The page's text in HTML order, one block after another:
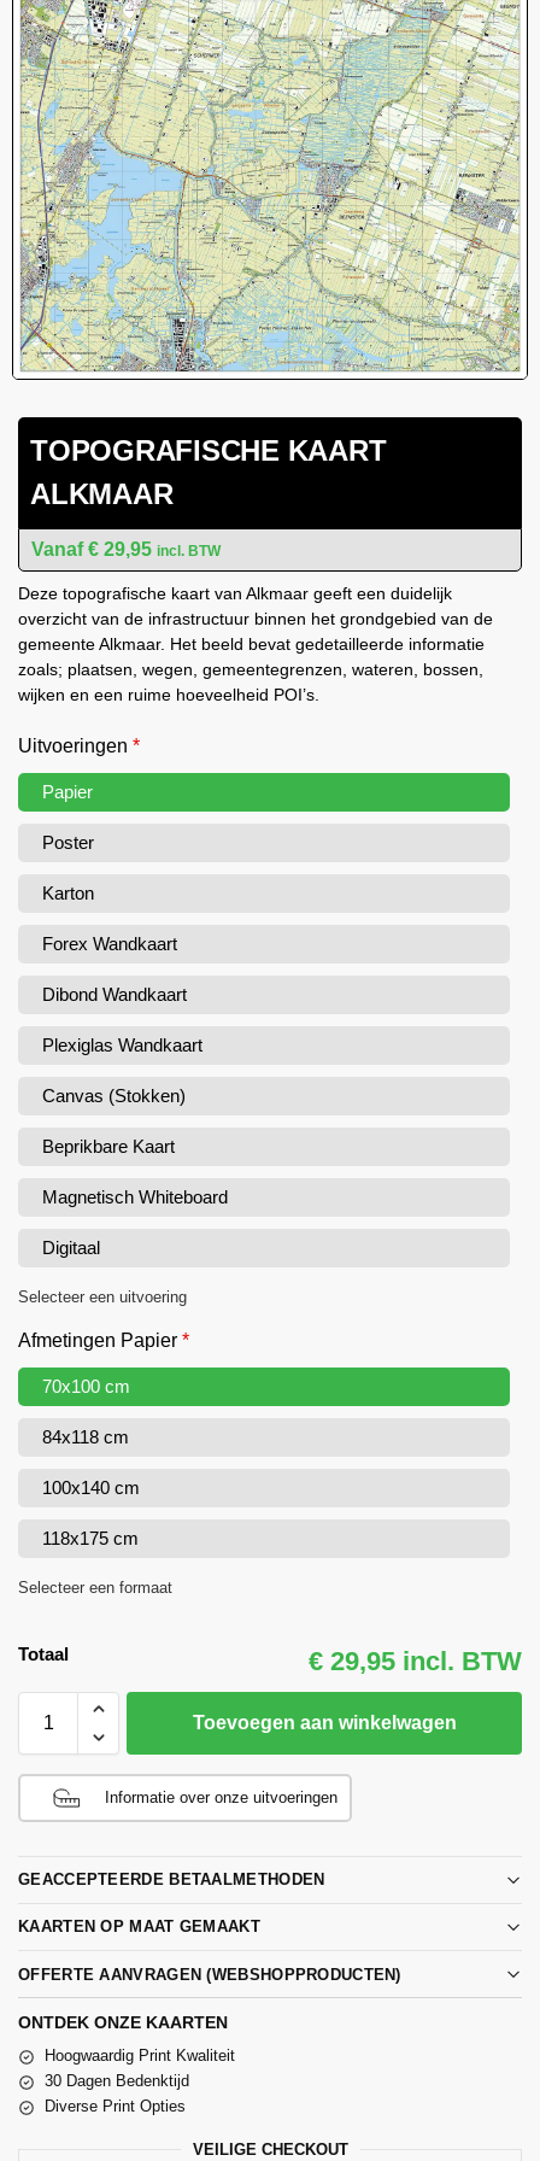
TOPOGRAFISCHE KAART
ALKMAAR
€ 29,95 incl. BTW
Deze topografische kaart van Alkmaar geeft een duidelijk
overzicht van de infrastructuur binnen het grondgebied van de
gemeente Alkmaar. Het beeld bevat gedetailleerde informatie
zoals; plaatsen, wegen, gemeentegrenzen, wateren, bossen,
wijken en een ruime hoeveelheid POI’s.
Uitvoeringen *
Papier
Poster
Karton
Forex Wandkaart
Dibond Wandkaart
Plexiglas Wandkaart
Canvas (Stokken)
Beprikbare Kaart
Magnetisch Whiteboard
Digitaal
Selecteer een uitvoering
Afmetingen Papier *
70x100 cm
84x118 cm
100x140 cm
118x175 cm
Selecteer een formaat
Totaal € 29,95 incl. BTW
Toevoegen aan winkelwagen
Informatie over onze uitvoeringen
GEACCEPTEERDE BETAALMETHODEN
KAARTEN OP MAAT GEMAAKT
OFFERTE AANVRAGEN (WEBSHOPPRODUCTEN)
ONTDEK ONZE KAARTEN
Hoogwaardig Print Kwaliteit
30 Dagen Bedenktijd
Diverse Print Opties
VEILIGE CHECKOUT